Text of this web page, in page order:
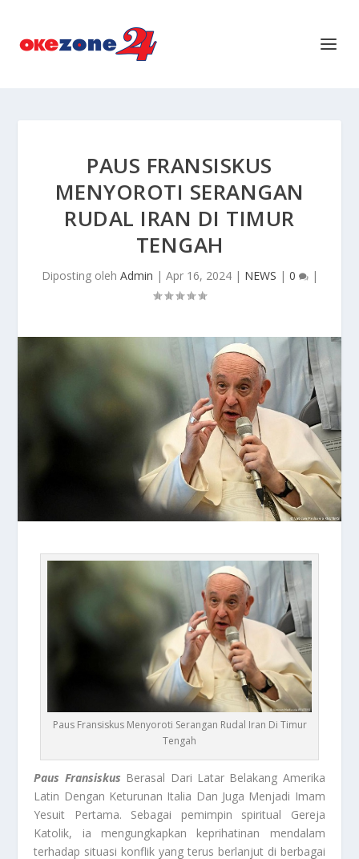
PAUS FRANSISKUS
MENYOROTI SERANGAN
RUDAL IRAN DI TIMUR
TENGAH
Diposting oleh Admin | Apr 16, 2024| NEWS | 0 |
Paus Fransiskus Menyoroti Serangan Rudal Iran Di Timur
Tengah
Paus Fransiskus Berasal Dari Latar Belakang Amerika
Latin Dengan Keturunan Italia Dan Juga Menjadi Imam
Yesuit Pertama. Sebagai pemimpin spiritual Gereja
Katolik, ia mengungkapkan keprihatinan mendalam
terhadap situasi konflik yang terus berlanjut di berbagai